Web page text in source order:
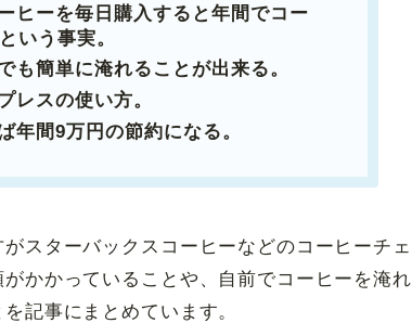
ヒーを毎日購入すると年間でコー
いう事実。
も簡単に淹れることが出来る。
レスの使い方。
年間9万円の節約になる。
スターバックスコーヒーなどのコーヒーチェ
かかっていることや、自前でコーヒーを淹れ
記事にまとめています。